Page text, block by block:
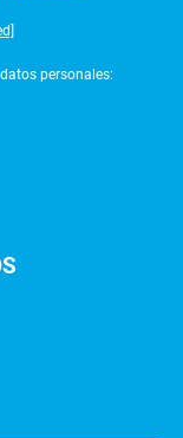
personales: